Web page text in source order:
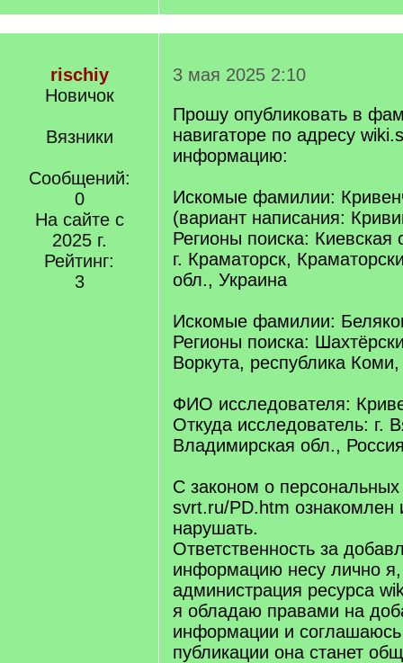
rischiy
Новичок
Вязники
Сообщений:
0
На сайте с
2025 г.
Рейтинг:
3
3 мая 2025 2:10
Прошу опубликовать в
навигаторе по адресу
информацию:
Искомые фамилии:
(вариант написания:
Регионы поиска: Киевская
г. Краматорск,
обл., Украина
Искомые фамилии:
Регионы поиска:
Воркута, республика
ФИО исследователя:
Откуда исследователь: г.
Владимирская обл.,
С законом о
svrt.ru/PD.htm ознакомлен
нарушать.
Ответственность за
информацию несу лично
администрация ресурса
я обладаю правами на
информации и
публикации она станет